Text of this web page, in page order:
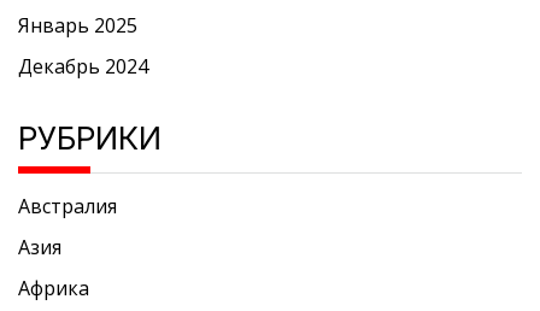
Январь 2025
Декабрь 2024
РУБРИКИ
Австралия
Азия
Африка